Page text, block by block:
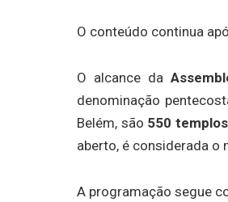
O conteúdo continua
O alcance da
denominação
Belém, são 550 templos
aberto, é considerada o
A programação segue